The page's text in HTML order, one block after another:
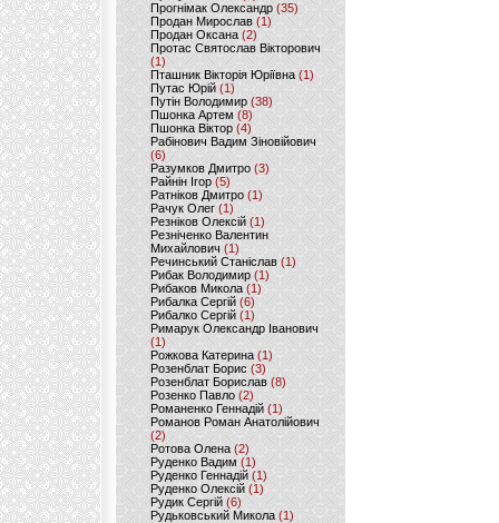
Прогнімак Олександр(35)
Продан Мирослав(1)
Продан Оксана (2)
Протас Святослав Вікторович
(1)
Пташник Вікторія Юріївна (1)
Путас Юрій (1)
Путін Володимир(38)
Пшонка Артем (8)
Пшонка Віктор(4)
Рабінович Вадим Зіновійович
(6)
Разумков Дмитро (3)
Райнін Ігор(5)
Ратніков Дмитро (1)
Рачук Олег (1)
Резніков Олексій(1)
Резніченко Валентин
Михайлович (1)
Речинський Станіслав (1)
Рибак Володимир(1)
Рибаков Микола(1)
Рибалка Сергій (6)
Рибалко Сергій (1)
Римарук Олександр Іванович
(1)
Рожкова Катерина(1)
Розенблат Борис (3)
Розенблат Борислав (8)
Розенко Павло (2)
Романенко Геннадій (1)
Романов Роман Анатолійович
(2)
Ротова Олена(2)
Руденко Вадим (1)
Руденко Геннадій (1)
Руденко Олексій(1)
Рудик Сергій(6)
Рудьковський Микола (1)